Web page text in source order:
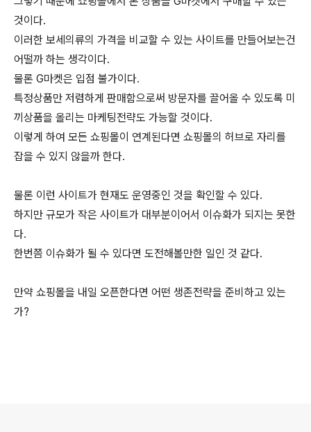
것이다.
이러한 보세의류의 가격을 비교할 수 있는 사이트를 만들어보는건
어떨까 하는 생각이다.
물론 G마켓은 입점 불가이다.
특정상품만 저렴하게 판매함으로써 방문자를 끌어올 수 있도록 미
끼상품을 올리는 마케팅전략도 가능할 것이다.
이렇게 하여 모든 쇼핑몰이 연계된다면 쇼핑몰의 허브로 자리를
잡을 수 있지 않을까 한다.
물론 이런 사이트가 현재도 운영중인 것을 확인할 수 있다.
하지만 규모가 작은 사이트가 대부분이어서 이슈화가 되지는 못한
다.
한번쯤 이슈화가 될 수 있다면 도전해볼만한 일인 것 같다.
만약 쇼핑몰을 내일 오픈한다면 어떤 생존전략을 준비하고 있는
가?